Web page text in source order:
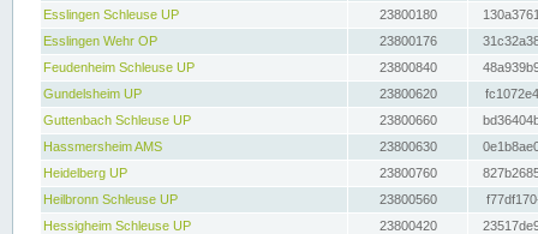
Esslingen Schleuse UP
23800180
Esslingen Wehr OP
23800176
Feudenheim Schleuse UP
23800840
Gundelsheim UP
23800620
Guttenbach Schleuse UP
23800660
Hassmersheim AMS
23800630
Heidelberg UP
23800760
Heilbronn Schleuse UP
23800560
Hessigheim Schleuse UP
23800420